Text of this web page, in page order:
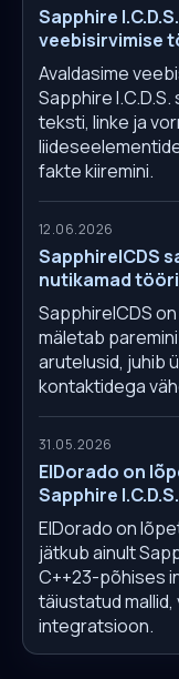
Sapphire
veebisirvimise
Avaldasime
Sapphire
teksti, linke ja
fakte kiiremini.
12.06.2026
SapphireICDS
nutikamad
SapphireICDS
mäletab
arutelusid, juhib
kontaktidega
31.05.2026
ElDorado on
Sapphire
ElDorado on
jätkub ainult
C++23-põhises
täiustatud mallid,
integratsioon.